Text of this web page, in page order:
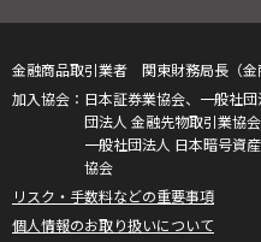
金融商品取引業者 関東財務局長（金
日本証券業協会、一般社
団法人 金融先物取引業協会
一般社団法人 日本暗号資
協会
リスク・手数料などの重要事項
個人情報のお取り扱いについて